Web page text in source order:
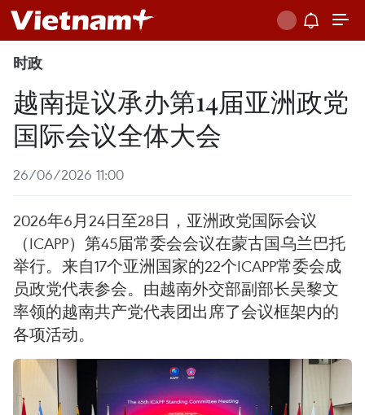
时政
越南提议承办第14届亚洲政党
国际会议全体大会
26/06/2026 11:00
2026年6月24日至28日，亚洲政党国际会议
（ICAPP）第45届常委会会议在蒙古国乌兰巴托
举行。来自17个亚洲国家的22个ICAPP常委会成
员政党代表参会。由越南外交部副部长吴黎文
率领的越南共产党代表团出席了会议框架内的
各项活动。